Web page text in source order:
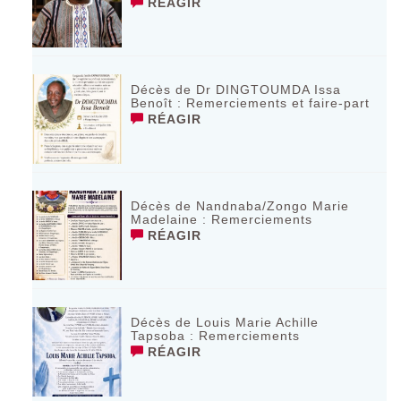
Décès de Dr DINGTOUMDA Issa
Benoît : Remerciements et faire-part
RÉAGIR
Décès de Nandnaba/Zongo Marie
Madelaine : Remerciements
RÉAGIR
Décès de Louis Marie Achille
Tapsoba : Remerciements
RÉAGIR